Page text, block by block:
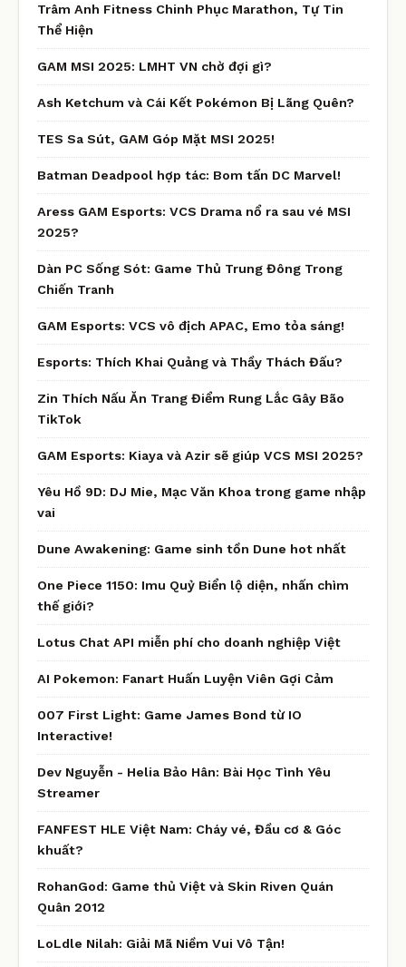
Trâm Anh Fitness Chinh Phục Marathon, Tự Tin
Thể Hiện
GAM MSI 2025: LMHT VN chờ đợi gì?
Ash Ketchum và Cái Kết Pokémon Bị Lãng Quên?
TES Sa Sút, GAM Góp Mặt MSI 2025!
Batman Deadpool hợp tác: Bom tấn DC Marvel!
Aress GAM Esports: VCS Drama nổ ra sau vé MSI
2025?
Dàn PC Sống Sót: Game Thủ Trung Đông Trong
Chiến Tranh
GAM Esports: VCS vô địch APAC, Emo tỏa sáng!
Esports: Thích Khai Quảng và Thầy Thách Đấu?
Zin Thích Nấu Ăn Trang Điểm Rung Lắc Gây Bão
TikTok
GAM Esports: Kiaya và Azir sẽ giúp VCS MSI 2025?
Yêu Hồ 9D: DJ Mie, Mạc Văn Khoa trong game nhập
vai
Dune Awakening: Game sinh tồn Dune hot nhất
One Piece 1150: Imu Quỷ Biển lộ diện, nhấn chìm
thế giới?
Lotus Chat API miễn phí cho doanh nghiệp Việt
AI Pokemon: Fanart Huấn Luyện Viên Gợi Cảm
007 First Light: Game James Bond từ IO
Interactive!
Dev Nguyễn - Helia Bảo Hân: Bài Học Tình Yêu
Streamer
FANFEST HLE Việt Nam: Cháy vé, Đầu cơ & Góc
khuất?
RohanGod: Game thủ Việt và Skin Riven Quán
Quân 2012
LoLdle Nilah: Giải Mã Niềm Vui Vô Tận!